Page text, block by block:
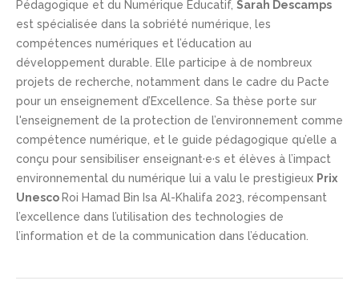
Pédagogique et du Numérique Éducatif, Sarah Descamps
est spécialisée dans la sobriété numérique, les
compétences numériques et l’éducation au
développement durable. Elle participe à de nombreux
projets de recherche, notamment dans le cadre du Pacte
pour un enseignement d’Excellence. Sa thèse porte sur
l'enseignement de la protection de l’environnement comme
compétence numérique, et le guide pédagogique qu’elle a
conçu pour sensibiliser enseignant·e·s et élèves à l’impact
environnemental du numérique lui a valu le prestigieux Prix
Unesco Roi Hamad Bin Isa Al-Khalifa 2023, récompensant
l’excellence dans l’utilisation des technologies de
l’information et de la communication dans l’éducation.